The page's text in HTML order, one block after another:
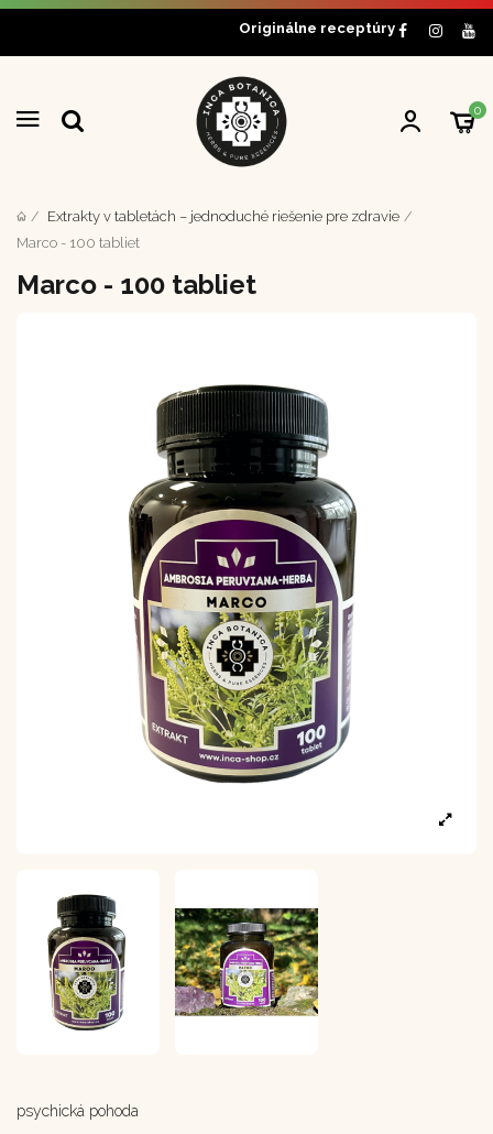
Originálne receptúry
0
Extrakty v tabletách – jednoduché riešenie pre zdravie
Marco - 100 tabliet
Marco - 100 tabliet
psychická pohoda